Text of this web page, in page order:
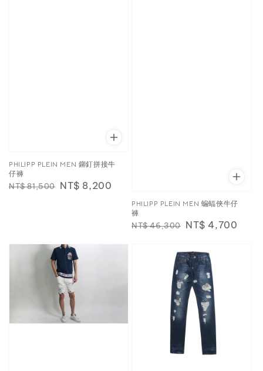
PHILIPP PLEIN MEN 鉚釘拼接牛
仔褲
Regular
NT$ 81,500 Sale
NT$ 8,200
PHILIPP PLEIN MEN 蝙蝠俠牛仔
褲
Regular
NT$ 46,300 Sale
NT$ 4,700